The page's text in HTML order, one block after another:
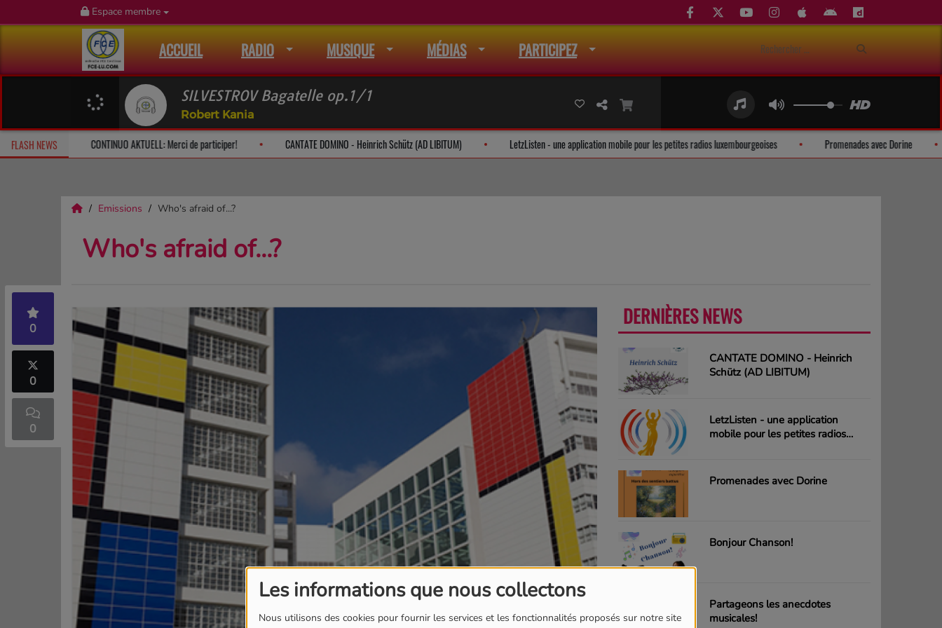
Les informations que nous collectons
Nous utilisons des cookies pour fournir les services et les fonctionnalités proposés sur notre site
Espace membre
ACCUEIL RADIO MUSIQUE MÉDIAS PARTICIPEZ
SILVESTROV Bagatelle op.1/1
Robert Kania
FLASH NEWS
le dimanche à 10h CONTINUO AKTUELL: Merci de participer! CANTATE DOMINO - Heinrich Schütz (AD LIBITUM) LetzListen - une application mobile pour les petites radios luxembourgeoises Promenades avec
Emissions Who's afraid of...?
Who's afraid of...?
0
0
0
DERNIÈRES NEWS
CANTATE DOMINO - Heinrich
Schütz (AD LIBITUM)
LetzListen - une application
mobile pour les petites radios
Promenades avec Dorine
Bonjour Chanson!
Partageons les anecdotes
musicales!